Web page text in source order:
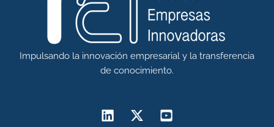
Impulsando la innovación empresarial y la transferencia
de conocimiento.